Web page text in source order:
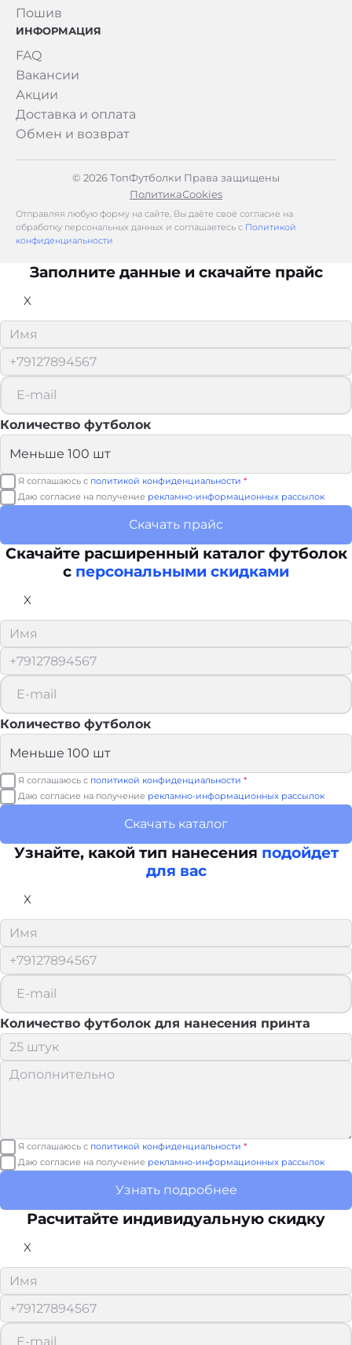
Пошив
ИНФОРМАЦИЯ
FAQ
Вакансии
Акции
Доставка и оплата
Обмен и возврат
© 2026 ТопФутболки Права защищены
ПолитикаCookies
Отправляя любую форму на сайте, Вы даёте своё согласие на
обработку персональных данных и соглашаетесь с Политикой
конфиденциальности
Заполните данные и скачайте прайс
X
Количество футболок
Я соглашаюсь с политикой конфиденциальности *
Даю согласие на получение рекламно-информационных рассылок
Скачать прайс
Скачайте расширенный каталог футболок
с персональными скидками
X
Количество футболок
Я соглашаюсь с политикой конфиденциальности *
Даю согласие на получение рекламно-информационных рассылок
Скачать каталог
Узнайте, какой тип нанесения подойдет
для вас
X
Количество футболок для нанесения принта
Я соглашаюсь с политикой конфиденциальности *
Даю согласие на получение рекламно-информационных рассылок
Узнать подробнее
Расчитайте индивидуальную скидку
X